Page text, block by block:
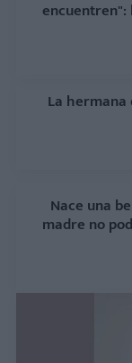
La hermana
Nace una
madre no